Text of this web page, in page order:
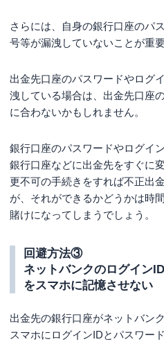
さらには、自身の銀行口座のパ
号等が漏洩していないことが重
出金先口座のパスワードやログ
洩している場合は、出金先口座
に合わないかもしれません。
銀行口座のパスワードやログイ
銀行口座などに出金先をすぐに
更不可の手続きをすれば不正出
が、それができるかどうかは時
賭けになってしまうでしょう。
回避方法③
ネットバンクのログイン
をスマホに記憶させない
出金先の銀行口座がネットバン
スマホにログインIDとパスワー